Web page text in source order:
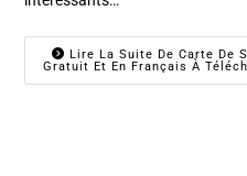
Lire La Suite De Carte De
Gratuit Et En Français À